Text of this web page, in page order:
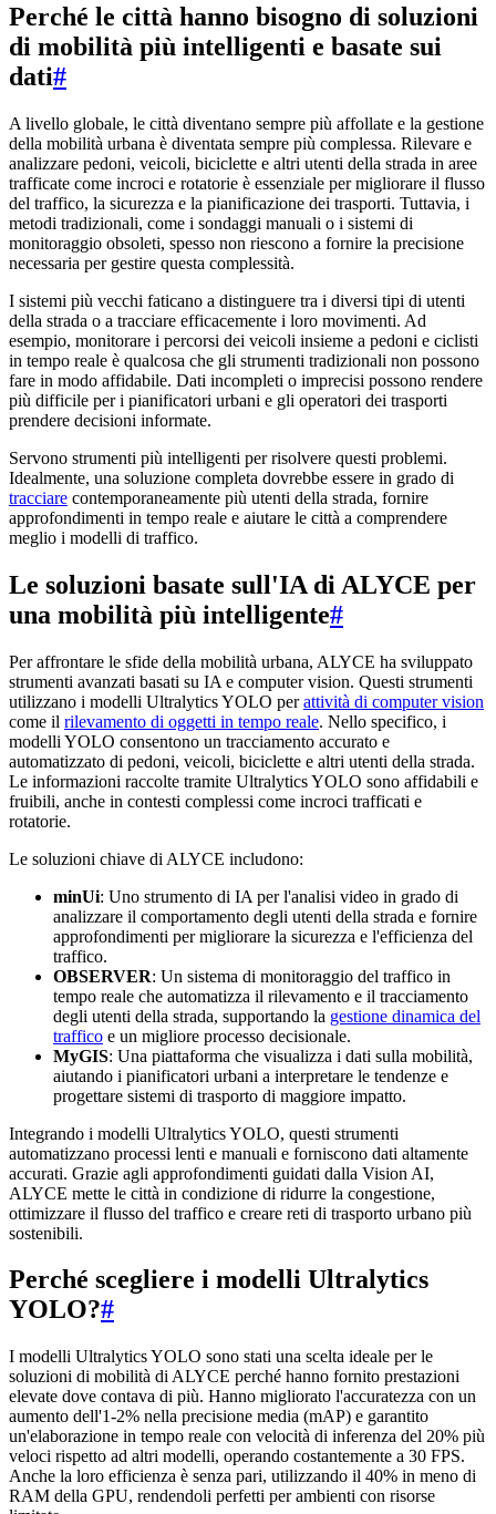
Perché le città hanno bisogno di soluzioni
di mobilità più intelligenti e basate sui
dati#
A livello globale, le città diventano sempre più affollate e la gestione
della mobilità urbana è diventata sempre più complessa. Rilevare e
analizzare pedoni, veicoli, biciclette e altri utenti della strada in aree
trafficate come incroci e rotatorie è essenziale per migliorare il flusso
del traffico, la sicurezza e la pianificazione dei trasporti. Tuttavia, i
metodi tradizionali, come i sondaggi manuali o i sistemi di
monitoraggio obsoleti, spesso non riescono a fornire la precisione
necessaria per gestire questa complessità.
I sistemi più vecchi faticano a distinguere tra i diversi tipi di utenti
della strada o a tracciare efficacemente i loro movimenti. Ad
esempio, monitorare i percorsi dei veicoli insieme a pedoni e ciclisti
in tempo reale è qualcosa che gli strumenti tradizionali non possono
fare in modo affidabile. Dati incompleti o imprecisi possono rendere
più difficile per i pianificatori urbani e gli operatori dei trasporti
prendere decisioni informate.
Servono strumenti più intelligenti per risolvere questi problemi.
Idealmente, una soluzione completa dovrebbe essere in grado di
tracciare contemporaneamente più utenti della strada, fornire
approfondimenti in tempo reale e aiutare le città a comprendere
meglio i modelli di traffico.
Le soluzioni basate sull'IA di ALYCE per
una mobilità più intelligente#
Per affrontare le sfide della mobilità urbana, ALYCE ha sviluppato
strumenti avanzati basati su IA e computer vision. Questi strumenti
utilizzano i modelli Ultralytics YOLO perattività di computer vision
come il rilevamento di oggetti in tempo reale. Nello specifico, i
modelli YOLO consentono un tracciamento accurato e
automatizzato di pedoni, veicoli, biciclette e altri utenti della strada.
Le informazioni raccolte tramite Ultralytics YOLO sono affidabili e
fruibili, anche in contesti complessi come incroci trafficati e
rotatorie.
Le soluzioni chiave di ALYCE includono:
minUi: Uno strumento di IA per l'analisi video in grado di
analizzare il comportamento degli utenti della strada e fornire
approfondimenti per migliorare la sicurezza e l'efficienza del
traffico.
OBSERVER: Un sistema di monitoraggio del traffico in
tempo reale che automatizza il rilevamento e il tracciamento
degli utenti della strada, supportando la gestione dinamica del
traffico e un migliore processo decisionale.
MyGIS: Una piattaforma che visualizza i dati sulla mobilità,
aiutando i pianificatori urbani a interpretare le tendenze e
progettare sistemi di trasporto di maggiore impatto.
Integrando i modelli Ultralytics YOLO, questi strumenti
automatizzano processi lenti e manuali e forniscono dati altamente
accurati. Grazie agli approfondimenti guidati dalla Vision AI,
ALYCE mette le città in condizione di ridurre la congestione,
ottimizzare il flusso del traffico e creare reti di trasporto urbano più
sostenibili.
Perché scegliere i modelli Ultralytics
YOLO?#
I modelli Ultralytics YOLO sono stati una scelta ideale per le
soluzioni di mobilità di ALYCE perché hanno fornito prestazioni
elevate dove contava di più. Hanno migliorato l'accuratezza con un
aumento dell'1-2% nella precisione media (mAP) e garantito
un'elaborazione in tempo reale con velocità di inferenza del 20% più
veloci rispetto ad altri modelli, operando costantemente a 30 FPS.
Anche la loro efficienza è senza pari, utilizzando il 40% in meno di
RAM della GPU, rendendoli perfetti per ambienti con risorse